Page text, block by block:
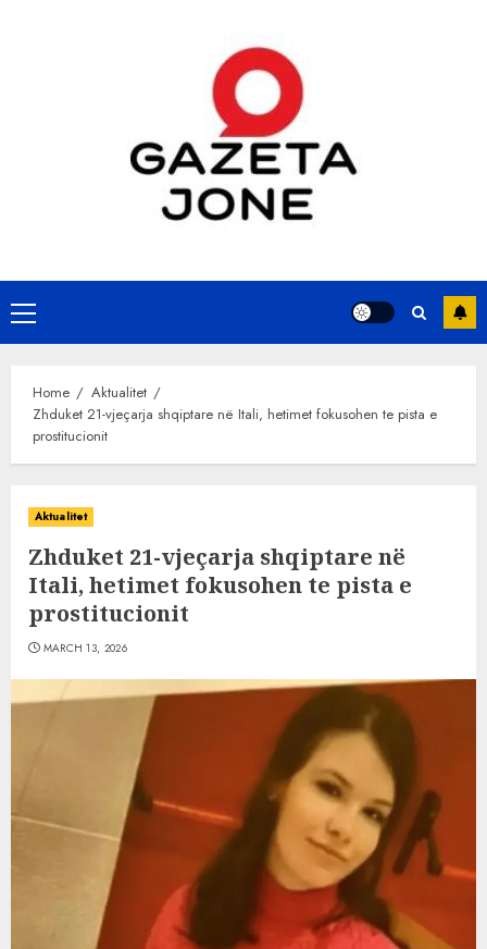
Primary
Menu
Home
Aktualitet
Zhduket 21-vjeçarja shqiptare në Itali, hetimet fokusohen te pista e
prostitucionit
Aktualitet
Zhduket 21-vjeçarja shqiptare në
Itali, hetimet fokusohen te pista e
prostitucionit
MARCH 13, 2026